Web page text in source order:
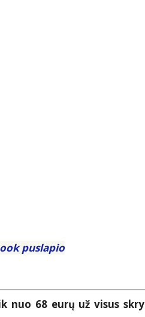
puslapio
68 eurų už visus